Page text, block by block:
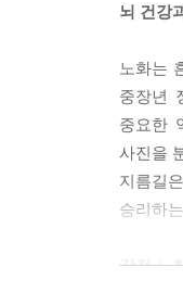
각하는
--- p.185
‘즐거운
강렬한
--- p.187
뇌 건강
노화는
중장년
중요한
사진을
지름길
승리하
감정 노